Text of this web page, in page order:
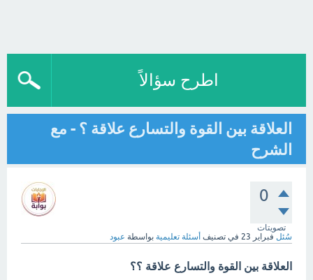
اطرح سؤالاً
العلاقة بين القوة والتسارع علاقة ؟ - مع
الشرح
0
تصويتات
سُئل فبراير 23 في تصنيف أسئلة تعليمية بواسطة عبود
العلاقة بين القوة والتسارع علاقة ؟؟